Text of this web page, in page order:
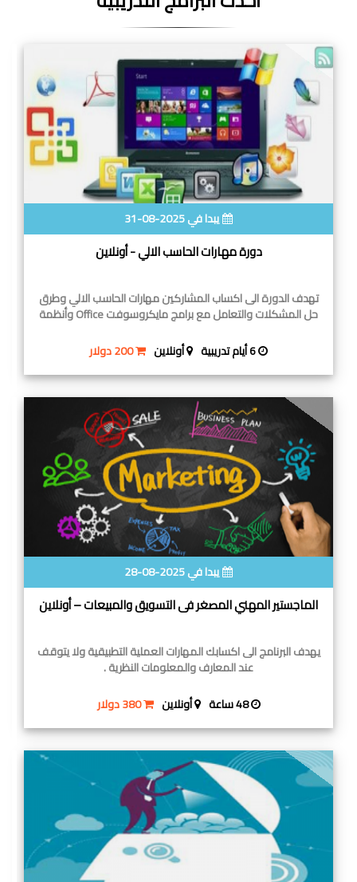
يبدا في 2025-08-31
دورة مهارات الحاسب الالي - أونلاين
تهدف الدورة الى اكساب المشاركين مهارات الحاسب الالي وطرق
حل المشكلات والتعامل مع برامج مايكروسوفت Office وأنظمة
أونلاين 200 دولار
يبدا في 2025-08-28
الماجستير المهني المصغر فى التسويق والمبيعات – أونلاين
يهدف البرنامج الى اكسابك المهارات العملية التطبيقية ولا يتوقف
عند المعارف والمعلومات النظرية .
48 ساعة
أونلاين 380 دولار